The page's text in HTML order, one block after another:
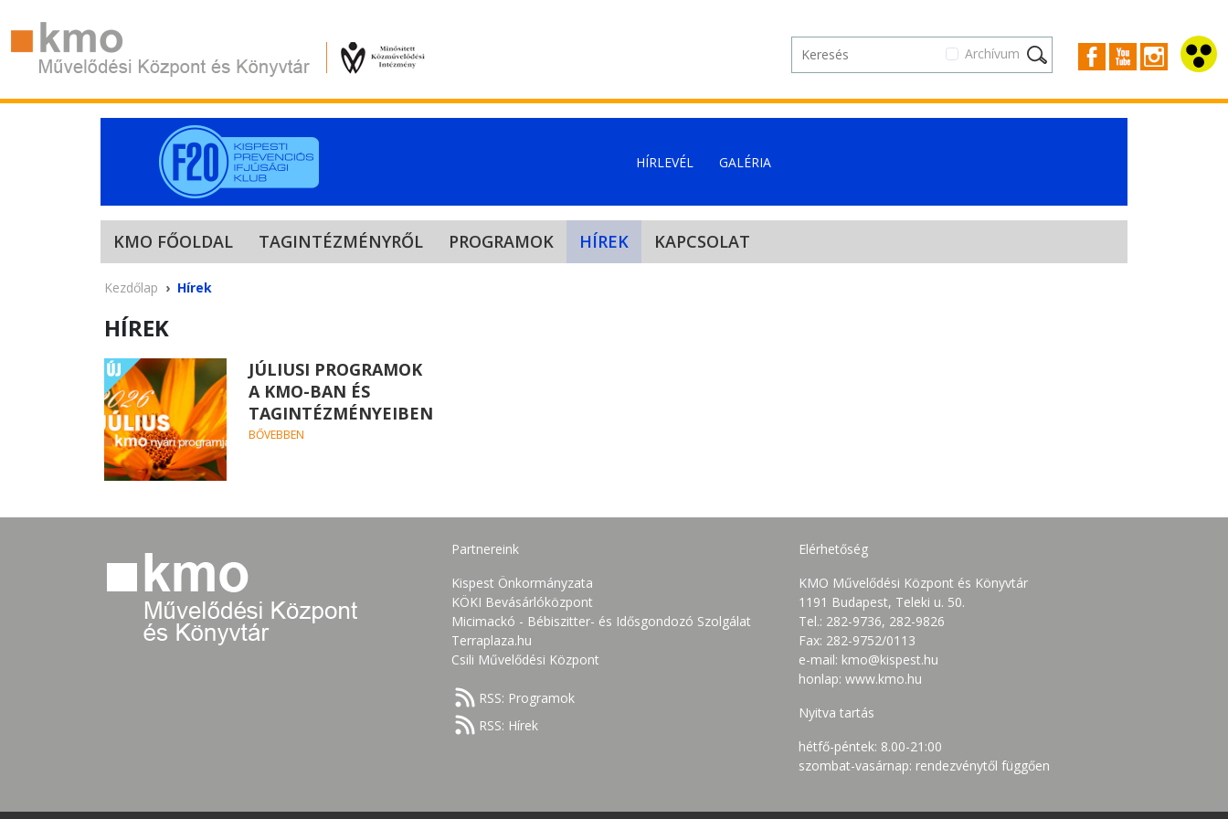
Archívum
HÍRLEVÉL GALÉRIA
KMO FŐOLDAL TAGINTÉZMÉNYRŐL PROGRAMOK HÍREK KAPCSOLAT
Kezdőlap Hírek
HÍREK
JÚLIUSI PROGRAMOK
A KMO-BAN ÉS
TAGINTÉZMÉNYEIBEN
BŐVEBBEN
Partnereink
Kispest Önkormányzata
KÖKI Bevásárlóközpont
Micimackó - Bébiszitter- és Idősgondozó Szolgálat
Terraplaza.hu
Csili Művelődési Központ
RSS: Programok
RSS: Hírek
Elérhetőség
KMO Művelődési Központ és Könyvtár
1191 Budapest, Teleki u. 50.
Tel.: 282-9736, 282-9826
Fax: 282-9752/0113
e-mail: kmo@kispest.hu
honlap: www.kmo.hu
Nyitva tartás
hétfő-péntek: 8.00-21:00
szombat-vasárnap: rendezvénytől függően